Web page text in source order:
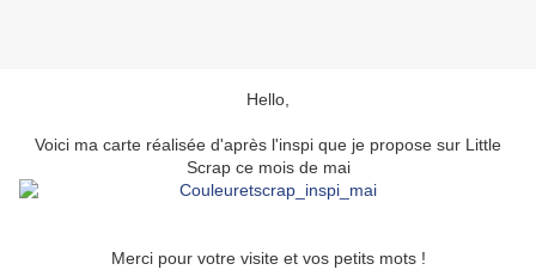
Hello,
Voici ma carte réalisée d'après l'inspi que je propose sur Little
Scrap ce mois de mai
Merci pour votre visite et vos petits mots !